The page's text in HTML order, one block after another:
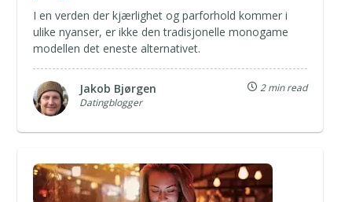
I en verden der kjærlighet og parforhold kommer i
ulike nyanser, er ikke den tradisjonelle monogame
modellen det eneste alternativet.
Jakob Bjørgen
Datingblogger
2 min read